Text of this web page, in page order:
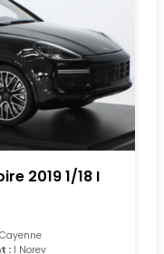
2019 1/18 I
Cayenne
: I Norev